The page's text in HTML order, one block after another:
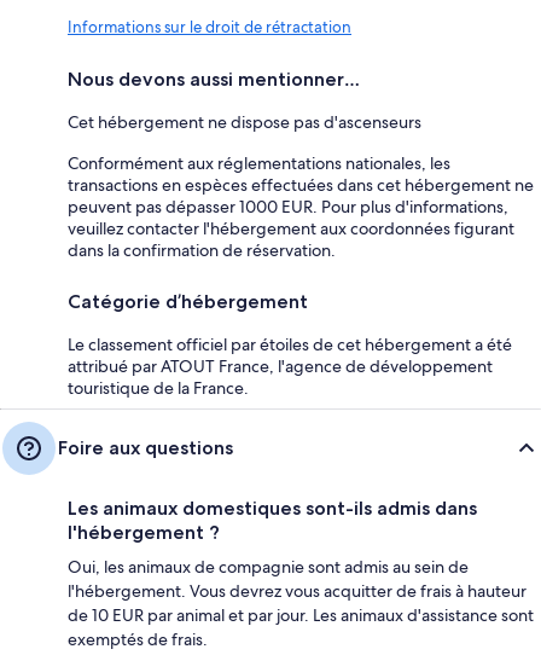
Informations sur le droit de rétractation
Nous devons aussi mentionner…
Cet hébergement ne dispose pas d'ascenseurs
Conformément aux réglementations nationales, les
transactions en espèces effectuées dans cet hébergement ne
peuvent pas dépasser 1000 EUR. Pour plus d'informations,
veuillez contacter l'hébergement aux coordonnées figurant
dans la confirmation de réservation.
Catégorie d’hébergement
Le classement officiel par étoiles de cet hébergement a été
attribué par ATOUT France, l'agence de développement
touristique de la France.
Foire aux questions
Les animaux domestiques sont-ils admis dans
l'hébergement ?
Oui, les animaux de compagnie sont admis au sein de
l'hébergement. Vous devrez vous acquitter de frais à hauteur
de 10 EUR par animal et par jour. Les animaux d'assistance sont
exemptés de frais.